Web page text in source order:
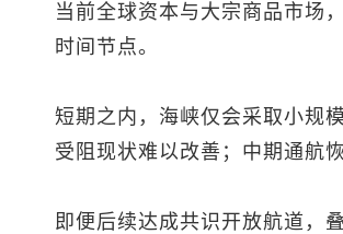
当前全球资本与大宗商品市场
时间节点。
短期之内，海峡仅会采取小规
受阻现状难以改善；中期通航
即便后续达成共识开放航道，